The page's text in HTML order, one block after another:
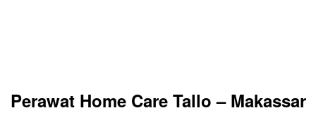
Perawat Home Care Tallo – Makassar